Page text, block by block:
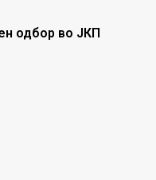
одбор во ЈКП